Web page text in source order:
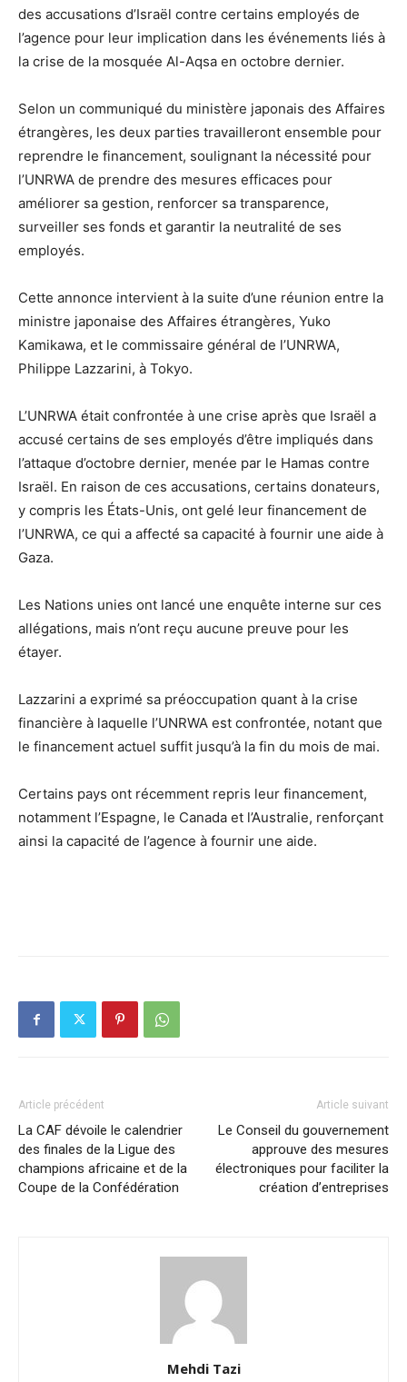
des accusations d’Israël contre certains employés de
l’agence pour leur implication dans les événements liés à
la crise de la mosquée Al-Aqsa en octobre dernier.
Selon un communiqué du ministère japonais des Affaires
étrangères, les deux parties travailleront ensemble pour
reprendre le financement, soulignant la nécessité pour
l’UNRWA de prendre des mesures efficaces pour
améliorer sa gestion, renforcer sa transparence,
surveiller ses fonds et garantir la neutralité de ses
employés.
Cette annonce intervient à la suite d’une réunion entre la
ministre japonaise des Affaires étrangères, Yuko
Kamikawa, et le commissaire général de l’UNRWA,
Philippe Lazzarini, à Tokyo.
L’UNRWA était confrontée à une crise après que Israël a
accusé certains de ses employés d’être impliqués dans
l’attaque d’octobre dernier, menée par le Hamas contre
Israël. En raison de ces accusations, certains donateurs,
y compris les États-Unis, ont gelé leur financement de
l’UNRWA, ce qui a affecté sa capacité à fournir une aide à
Gaza.
Les Nations unies ont lancé une enquête interne sur ces
allégations, mais n’ont reçu aucune preuve pour les
étayer.
Lazzarini a exprimé sa préoccupation quant à la crise
financière à laquelle l’UNRWA est confrontée, notant que
le financement actuel suffit jusqu’à la fin du mois de mai.
Certains pays ont récemment repris leur financement,
notamment l’Espagne, le Canada et l’Australie, renforçant
ainsi la capacité de l’agence à fournir une aide.
Article précédent
La CAF dévoile le calendrier
des finales de la Ligue des
champions africaine et de la
Coupe de la Confédération
Article suivant
Le Conseil du gouvernement
approuve des mesures
électroniques pour faciliter la
création d’entreprises
Mehdi Tazi